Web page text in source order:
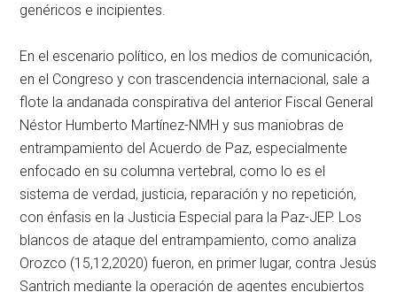
genéricos e incipientes.
En el escenario político, en los medios de comunicación,
en el Congreso y con trascendencia internacional, sale a
flote la andanada conspirativa del anterior Fiscal General
Néstor Humberto Martínez-NMH y sus maniobras de
entrampamiento del Acuerdo de Paz, especialmente
enfocado en su columna vertebral, como lo es el
sistema de verdad, justicia, reparación y no repetición,
con énfasis en la Justicia Especial para la Paz-JEP. Los
blancos de ataque del entrampamiento, como analiza
Orozco (15,12,2020) fueron, en primer lugar, contra Jesús
Santrich mediante la operación de agentes encubiertos